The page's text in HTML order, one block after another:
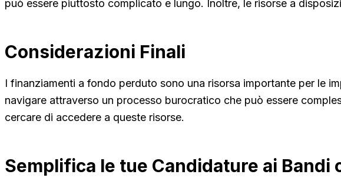
può essere piuttosto complicato e lungo. Inoltre, le risorse a
Considerazioni Finali
I finanziamenti a fondo perduto sono una risorsa importante per le
navigare attraverso un processo burocratico che può essere
cercare di accedere a queste risorse.
Semplifica le tue Candidature ai Bandi